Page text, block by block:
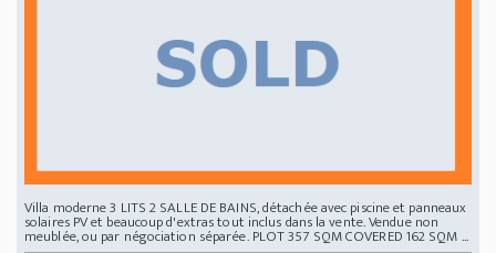
Villa moderne 3 LITS 2 SALLE DE BAINS, détachée avec piscine et panneaux
solaires PV et beaucoup d'extras tout inclus dans la vente. Vendue non
meublée, ou par négociation séparée. PLOT 357 SQM COVERED 162 SQM ...